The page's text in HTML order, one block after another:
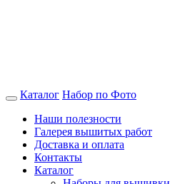
Каталог Набор по Фото
Наши полезности
Галерея вышитых работ
Доставка и оплата
Контакты
Каталог